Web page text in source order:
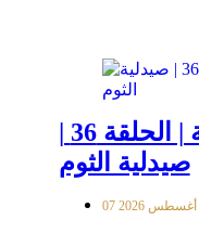
الإعجاز فى السنة | الحلقة 36 |
صيدلية الثوم
07 أغسطس 2026